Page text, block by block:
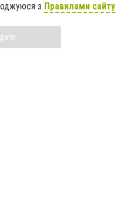
з Правилами сайту